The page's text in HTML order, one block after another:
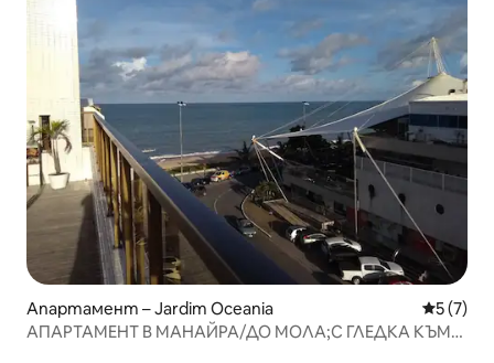
Апартамент – Jardim Oceania Средна
5 (7)
АПАРТАМЕНТ В МАНАЙРА/ДО МОЛА;С ГЛЕДКА КЪМ